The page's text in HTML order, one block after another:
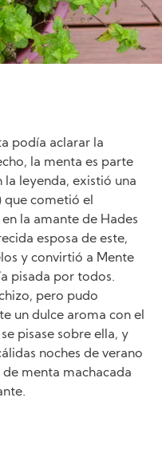
podía aclarar la
la menta es parte
leyenda, existió una
que cometió el
la amante de Hades
esposa de este,
y convirtió a Mente
pisada por todos.
pero pudo
un dulce aroma con el
pisase sobre ella, y
noches de verano
menta machacada